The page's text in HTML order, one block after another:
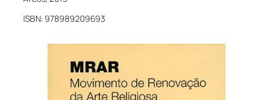
ISBN: 978989209693